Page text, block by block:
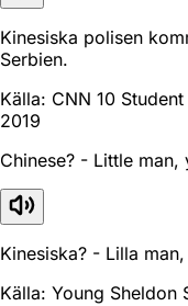
Kinesiska polisen
Serbien.
Källa: CNN 10
2019
Chinese? - Little man,
Kinesiska? - Lilla
Källa: Young Sheldon